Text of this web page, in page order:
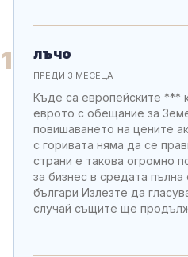
1 лъчо
ПРЕДИ 3 МЕСЕЦА
Къде са европейските ***
еврото с обещание за
повишаването на цените
с горивата няма да се
страни е такова огромно
за бизнес в средата
българи Излезте да
случай същите ще